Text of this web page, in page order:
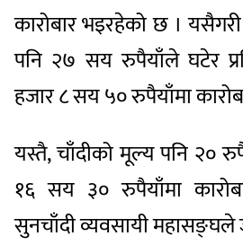
कारोबार भइरहेको छ ।
पनि २७ सय रुपैयाँले घटेर
हजार ८ सय ५० रुपैयाँमा
यस्तै, चाँदीको मूल्य पनि २०
१६ सय ३० रुपैयाँमा
सुनचाँदी व्यवसायीमहासङ्घले